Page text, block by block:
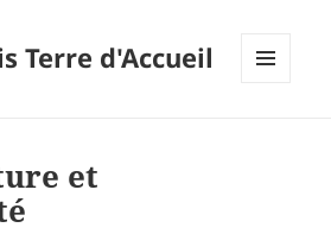
Terre d'Accueil
et